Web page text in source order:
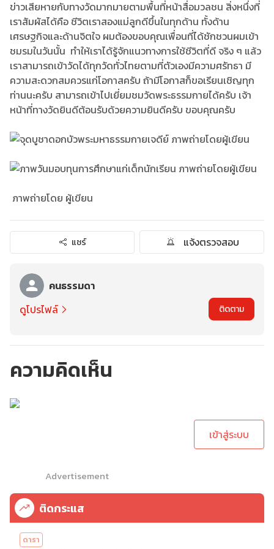
ข่าวเสียหายกับทางวัดมากมายตามพื้นที่หน้าสื่อมวลชน สิ่งหนึ่งที่
เราสัมผัสได้คือ ชีวิตเราสองแม่ลูกดีขึ้นในทุกด้าน ทั้งด้าน
เศรษฐกิจและด้านจิตใจ ผมต้องขอบคุณเพื่อนที่ได้ชักชวนผมเข้า
ชมรมในวันนั้น ทำให้เราได้รู้จักแนวทางการใช้ชีวิตที่ดี จริง ๆ แล้ว
เราสามารถเข้าวัดได้ทุกวัดทั่วไทยตามที่ตัวเองมีความศรัทธา มี
ความสะดวกสมควรแก่โอกาสครับ ถ้ามีโอกาสก็ขอเรียนเชิญทุก
ท่านนะครับ สามารถเข้าไปเยี่ยมชมวัดพระธรรมกายได้ครับ เจ้า
หน้าที่ทางวัดยินดีต้อนรับด้วยความยินดีครับ ขอบคุณครับ
ภาพถ่ายโดย ผู้เขียน
แชร์ แจ้งตรวจสอบ
คนธรรมดา
ดูโปรไฟล์
ติดตาม
ความคิดเห็น
เข้าสู่ระบบ
Advertisement
ติดกระแส
ดารา